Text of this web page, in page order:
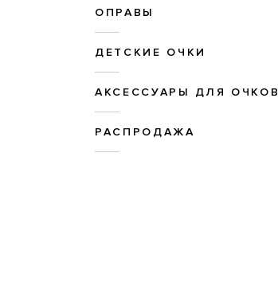
ОПРАВЫ
ДЕТСКИЕ ОЧКИ
АКСЕССУАРЫ ДЛЯ ОЧКОВ
РАСПРОДАЖА